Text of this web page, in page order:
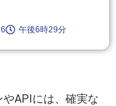
午後6時29分
APIには、確実な